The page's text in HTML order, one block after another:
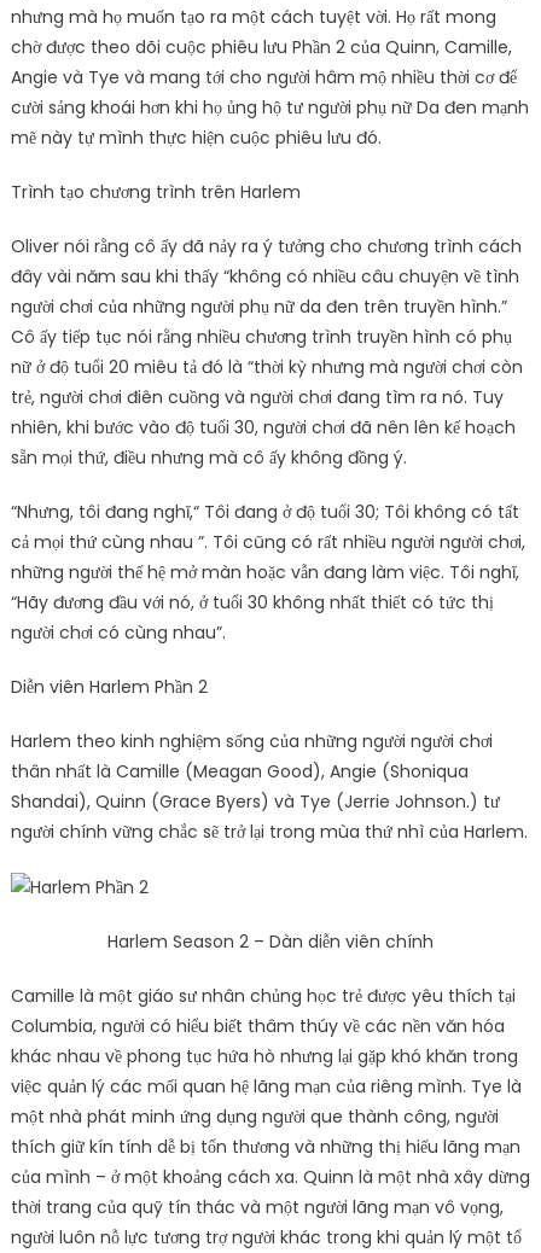
nhưng mà họ muốn tạo ra một cách tuyệt vời. Họ rất mong
chờ được theo dõi cuộc phiêu lưu Phần 2 của Quinn, Camille,
Angie và Tye và mang tới cho người hâm mộ nhiều thời cơ để
cười sảng khoái hơn khi họ ủng hộ tư người phụ nữ Da đen mạnh
mẽ này tự mình thực hiện cuộc phiêu lưu đó.
Trình tạo chương trình trên Harlem
Oliver nói rằng cô ấy đã nảy ra ý tưởng cho chương trình cách
đây vài năm sau khi thấy “không có nhiều câu chuyện về tình
người chơi của những người phụ nữ da đen trên truyền hình.”
Cô ấy tiếp tục nói rằng nhiều chương trình truyền hình có phụ
nữ ở độ tuổi 20 miêu tả đó là “thời kỳ nhưng mà người chơi còn
trẻ, người chơi điên cuồng và người chơi đang tìm ra nó. Tuy
nhiên, khi bước vào độ tuổi 30, người chơi đã nên lên kế hoạch
sẵn mọi thứ, điều nhưng mà cô ấy không đồng ý.
“Nhưng, tôi đang nghĩ,“ Tôi đang ở độ tuổi 30; Tôi không có tất
cả mọi thứ cùng nhau ”. Tôi cũng có rất nhiều người người chơi,
những người thế hệ mở màn hoặc vẫn đang làm việc. Tôi nghĩ,
“Hãy đương đầu với nó, ở tuổi 30 không nhất thiết có tức thị
người chơi có cùng nhau”.
Diễn viên Harlem Phần 2
Harlem theo kinh nghiệm sống của những người người chơi
thân nhất là Camille (Meagan Good), Angie (Shoniqua
Shandai), Quinn (Grace Byers) và Tye (Jerrie Johnson.) tư
người chính vững chắc sẽ trở lại trong mùa thứ nhì của Harlem.
Harlem Season 2 – Dàn diễn viên chính
Camille là một giáo sư nhân chủng học trẻ được yêu thích tại
Columbia, người có hiểu biết thâm thúy về các nền văn hóa
khác nhau về phong tục hứa hò nhưng lại gặp khó khăn trong
việc quản lý các mối quan hệ lãng mạn của riêng mình. Tye là
một nhà phát minh ứng dụng người que thành công, người
thích giữ kín tính dễ bị tổn thương và những thị hiếu lãng mạn
của mình – ở một khoảng cách xa. Quinn là một nhà xây dừng
thời trang của quỹ tín thác và một người lãng mạn vô vọng,
người luôn nỗ lực tương trợ người khác trong khi quản lý một tổ